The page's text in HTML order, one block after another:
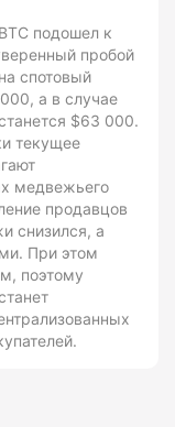
подошел к
пробой
спотовый
а в случае
$63 000.
текущее
медвежьего
продавцов
снизился, а
При этом
поэтому